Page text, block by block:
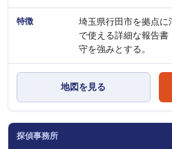
埼玉県行田市を拠点に
で使える詳細な報告
守を強みとする。
地図を見る